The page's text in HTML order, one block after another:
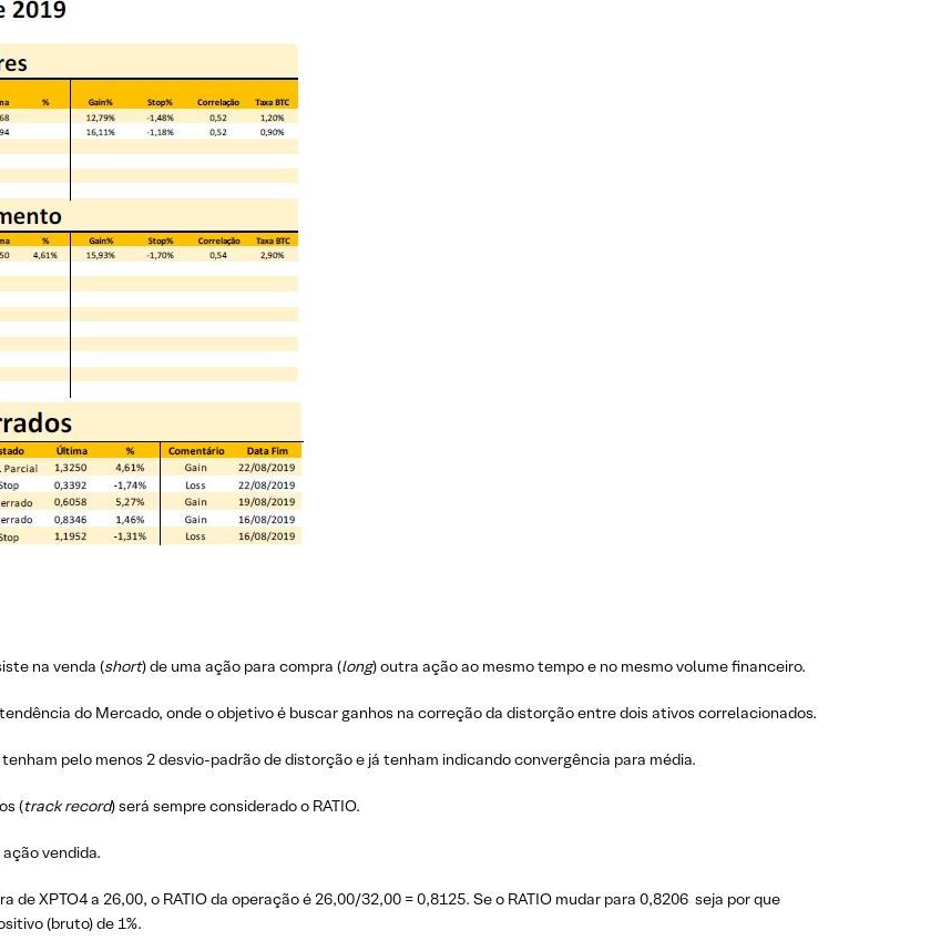
na venda (short) de uma ação para compra (long) outra ação ao mesmo tempo e no mesmo volume financeiro.
do Mercado, onde o objetivo é buscar ganhos na correção da distorção entre dois ativos correlacionados.
pelo menos 2 desvio-padrão de distorção e já tenham indicando convergência para média.
(track record) será sempre considerado o RATIO.
vendida.
de XPTO4 a 26,00, o RATIO da operação é 26,00/32,00 = 0,8125. Se o RATIO mudar para 0,8206 seja por que
(bruto) de 1%.